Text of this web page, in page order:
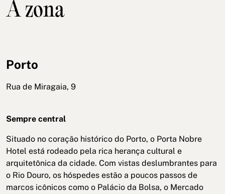
A zona
Porto
Rua de Miragaia, 9
Sempre central
Situado no coração histórico do Porto, o Porta Nobre
Hotel está rodeado pela rica herança cultural e
arquitetônica da cidade. Com vistas deslumbrantes para
o Rio Douro, os hóspedes estão a poucos passos de
marcos icônicos como o Palácio da Bolsa, o Mercado